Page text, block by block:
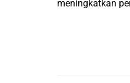
meningkatkan